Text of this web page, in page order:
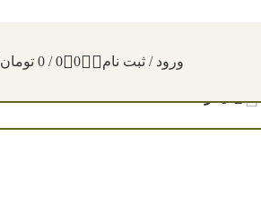
ورود / ثبت نام 0
0
/
0 تومان